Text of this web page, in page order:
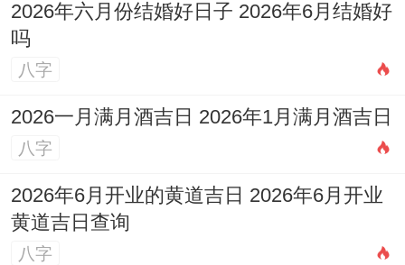
2026年六月份结婚好日子 2026年6月结婚好
吗
八字
2026一月满月酒吉日 2026年1月满月酒吉日
八字
2026年6月开业的黄道吉日 2026年6月开业
黄道吉日查询
八字